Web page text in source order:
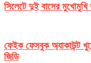
সিলেটে দুই বাসের মুখোমুখি
ফেইক ফেসবুক অ্যাকাউন্ট
জিডি